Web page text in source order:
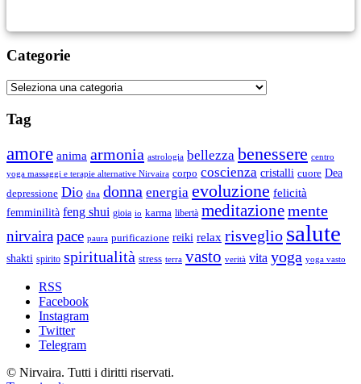
Categorie
Categorie
Tag
amore anima armonia astrologia bellezza benessere centro
yoga massaggi e terapie alternative Nirvaira corpo coscienza cristalli cuore Dea
depressione Dio dna donna energia evoluzione felicità
femminilità feng shui gioia io karma libertà meditazionemente
nirvairapace paura purificazione reiki relax risveglio salute
shakti spirito spiritualità stress terra vasto verità vita yoga yoga vasto
RSS
Facebook
Instagram
Twitter
Telegram
© Nirvaira. Tutti i diritti riservati.